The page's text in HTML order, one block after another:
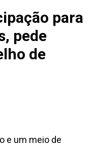
para
pede
de
e um meio de